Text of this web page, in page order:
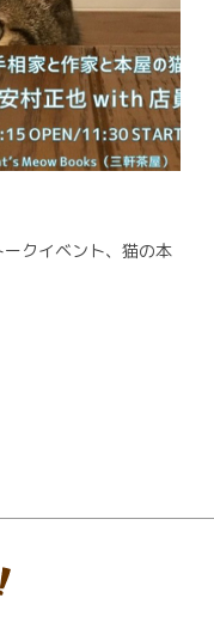
ークイベント、猫の本